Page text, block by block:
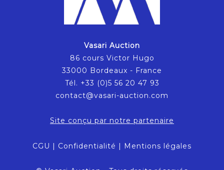
Vasari Auction
86 cours Victor Hugo
33000 Bordeaux - France
Tél. +33 (0)5 56 20 47 93
contact@vasari-auction.com
Site conçu par notre partenaire
CGU | Confidentialité | Mentions légales